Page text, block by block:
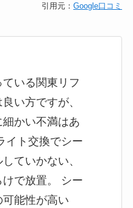
引用元：Google口コミ
いる関東リフ
い方ですが、
かい不満はあ
イト交換でシー
ていかない、
で放置。 シー
能性が高い